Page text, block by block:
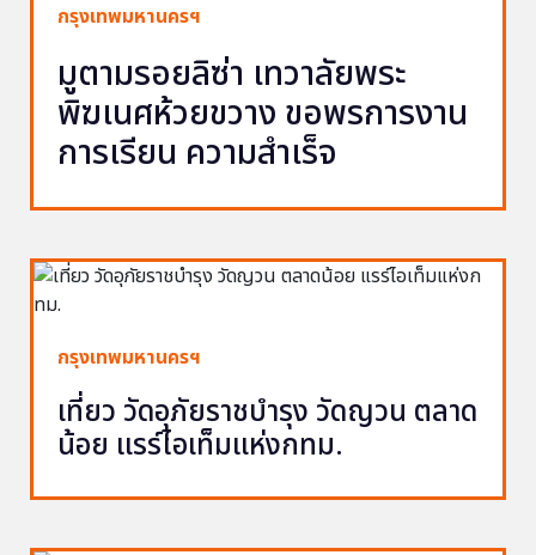
กรุงเทพมหานครฯ
มูตามรอยลิซ่า เทวาลัยพระ
พิฆเนศห้วยขวาง ขอพรการงาน
การเรียน ความสำเร็จ
กรุงเทพมหานครฯ
เที่ยว วัดอุภัยราชบำรุง วัดญวน ตลาด
น้อย แรร์ไอเท็มแห่งกทม.